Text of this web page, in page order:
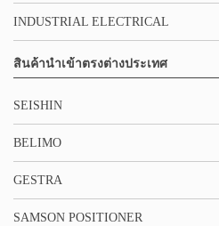
INDUSTRIAL ELECTRICAL
สินค้านำเข้าตรงต่างประเทศ
SEISHIN
BELIMO
GESTRA
SAMSON POSITIONER